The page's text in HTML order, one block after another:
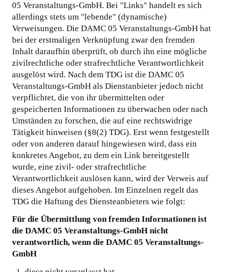
05 Veranstaltungs-GmbH. Bei "Links" handelt es sich
allerdings stets um "lebende" (dynamische)
Verweisungen. Die DAMC 05 Veranstaltungs-GmbH hat
bei der erstmaligen Verknüpfung zwar den fremden
Inhalt daraufhin überprüft, ob durch ihn eine mögliche
zivilrechtliche oder strafrechtliche Verantwortlichkeit
ausgelöst wird. Nach dem TDG ist die DAMC 05
Veranstaltungs-GmbH als Dienstanbieter jedoch nicht
verpflichtet, die von ihr übermittelten oder
gespeicherten Informationen zu überwachen oder nach
Umständen zu forschen, die auf eine rechtswidrige
Tätigkeit hinweisen (§8(2) TDG). Erst wenn festgestellt
oder von anderen darauf hingewiesen wird, dass ein
konkretes Angebot, zu dem ein Link bereitgestellt
wurde, eine zivil- oder strafrechtliche
Verantwortlichkeit auslösen kann, wird der Verweis auf
dieses Angebot aufgehoben. Im Einzelnen regelt das
TDG die Haftung des Diensteanbieters wie folgt:
Für die Übermittlung von fremden Informationen ist
die DAMC 05 Veranstaltungs-GmbH nicht
verantwortlich, wenn die DAMC 05 Veranstaltungs-
GmbH